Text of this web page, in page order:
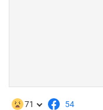
71 54